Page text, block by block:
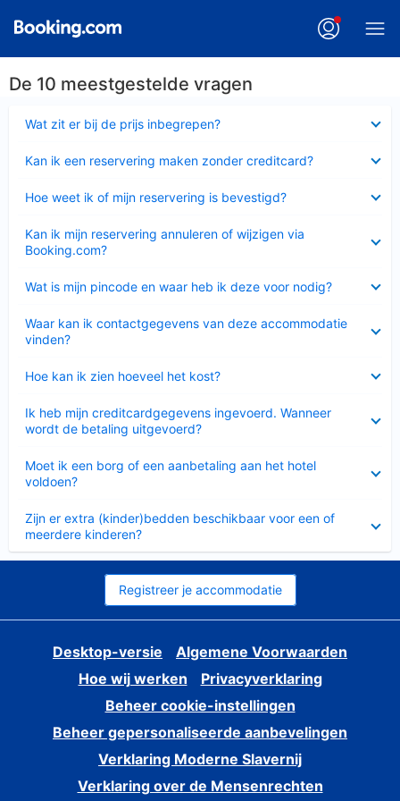
De 10 meestgestelde vragen
Wat zit er bij de prijs inbegrepen?
Kan ik een reservering maken zonder creditcard?
Hoe weet ik of mijn reservering is bevestigd?
Kan ik mijn reservering annuleren of wijzigen via
Booking.com?
Wat is mijn pincode en waar heb ik deze voor nodig?
Waar kan ik contactgegevens van deze accommodatie
vinden?
Hoe kan ik zien hoeveel het kost?
Ik heb mijn creditcardgegevens ingevoerd. Wanneer
wordt de betaling uitgevoerd?
Moet ik een borg of een aanbetaling aan het hotel
voldoen?
Zijn er extra (kinder)bedden beschikbaar voor een of
meerdere kinderen?
Registreer je accommodatie
Desktop-versie
Algemene Voorwaarden
Hoe wij werken
Privacyverklaring
Beheer cookie-instellingen
Beheer gepersonaliseerde aanbevelingen
Verklaring Moderne Slavernij
Verklaring over de Mensenrechten